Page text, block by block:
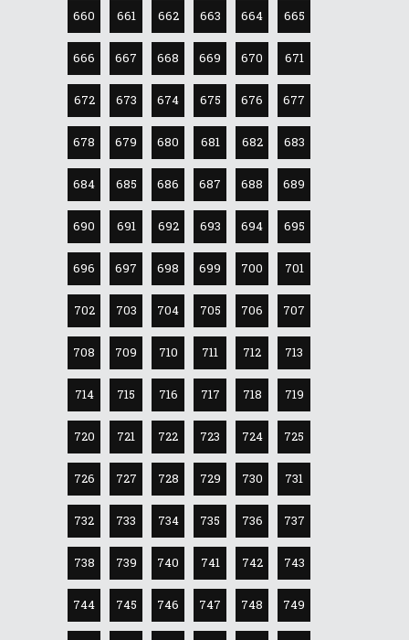
660 661 662 663 664 665
666 667 668 669 670 671
672 673 674 675 676 677
678 679 680 681 682 683
684 685 686 687 688 689
690 691 692 693 694 695
696 697 698 699 700 701
702 703 704 705 706 707
708 709 710 711 712 713
714 715 716 717 718 719
720 721 722 723 724 725
726 727 728 729 730 731
732 733 734 735 736 737
738 739 740 741 742 743
744 745 746 747 748 749